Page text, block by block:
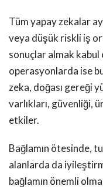
Tüm yapay zekalar
veya düşük riskli iş
sonuçlar almak
operasyonlarda ise
zeka, doğası gereği
varlıkları, güvenliği,
etkiler.
Bağlamın ötesinde,
alanlarda da
bağlamın önemli